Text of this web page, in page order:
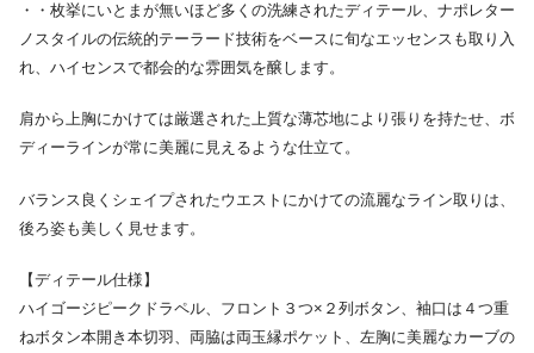
・・枚挙にいとまが無いほど多くの洗練されたディテール、ナポレター
ノスタイルの伝統的テーラード技術をベースに旬なエッセンスも取り入
れ、ハイセンスで都会的な雰囲気を醸します。
肩から上胸にかけては厳選された上質な薄芯地により張りを持たせ、ボ
ディーラインが常に美麗に見えるような仕立て。
バランス良くシェイプされたウエストにかけての流麗なライン取りは、
後ろ姿も美しく見せます。
【ディテール仕様】
ハイゴージピークドラペル、フロント３つ×２列ボタン、袖口は４つ重
ねボタン本開き本切羽、両脇は両玉縁ポケット、左胸に美麗なカーブの